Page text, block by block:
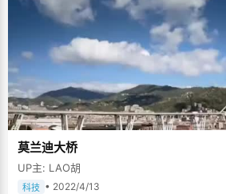
莫兰迪大桥
UP主: LAO胡
科技 • 2022/4/13